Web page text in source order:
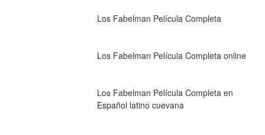
Los Fabelman Película Completa
Los Fabelman Película Completa online
Los Fabelman Película Completa en
Español latino cuevana